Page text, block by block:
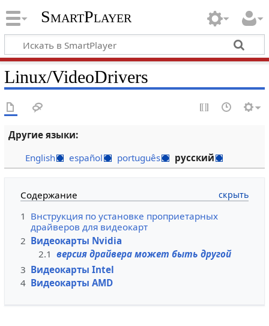
SmartPlayer
Linux/VideoDrivers
Другие языки:
English
español português русский
Содержание
1 Bнструкция по установке проприетарных
драйверов для видеокарт
2 Видеокарты Nvidia
2.1 версия драйвера может быть другой
3 Видеокарты Intel
4 Видеокарты AMD